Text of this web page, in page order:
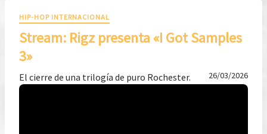
HIP-HOP INTERNACIONAL
Stream: Rigz presenta «I Got Samples
3»
El cierre de una trilogía de puro Rochester. 26/03/2026